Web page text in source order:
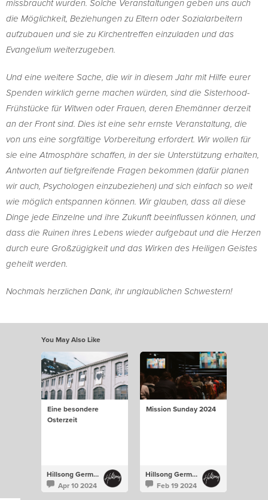
missbraucht wurden. Solche Veranstaltungen geben uns auch
die Möglichkeit, Beziehungen zu Eltern oder Sozialarbeitern
aufzubauen und sie zu Kirchentreffen einzuladen und das
Evangelium weiterzugeben.
Und eine weitere Sache, die wir in diesem Jahr mit Hilfe eurer
Spenden wirklich gerne machen würden, sind die Sisterhood-
Frühstücke für Witwen oder Frauen, deren Ehemänner derzeit
an der Front sind. Dies ist eine sehr ernste Veranstaltung, die
von uns eine sorgfältige Vorbereitung erfordert. Wir wollen für
sie eine Atmosphäre schaffen, in der sie Unterstützung erhalten,
Antworten auf tiefgreifende Fragen bekommen (dafür planen
wir auch, Psychologen einzubeziehen) und sich einfach so weit
wie möglich entspannen können. Wir glauben, dass all diese
Dinge jede Einzelne und ihre Zukunft beeinflussen können, und
dass die Ruinen ihres Lebens wieder aufgebaut und die Herzen
durch eure Großzügigkeit und das Wirken des Heiligen Geistes
geheilt werden.
Nochmals herzlichen Dank, ihr unglaublichen Schwestern!
You May Also Like
Eine besondere
Osterzeit
Hillsong Germany
Apr 10 2024
Mission Sunday 2024
Hillsong Germany
Feb 19 2024